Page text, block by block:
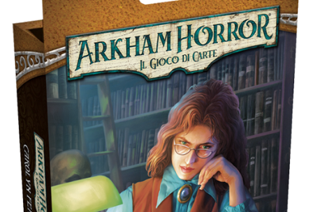
Giochi di Carte Collezionabili
Miniature
Dadi
Accessori
Giocattoli e Gadget
Offerte del Dragone